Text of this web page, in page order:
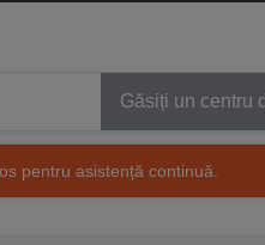
Găsiți un centru
pentru asistență continuă.